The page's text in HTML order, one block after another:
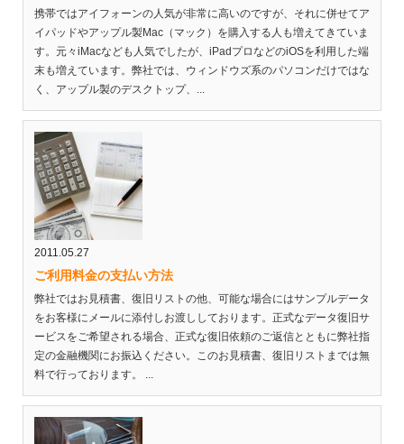
携帯ではアイフォーンの人気が非常に高いのですが、それに併せてア
イパッドやアップル製Mac（マック）を購入する人も増えてきていま
す。元々iMacなども人気でしたが、iPadプロなどのiOSを利用した端
末も増えています。弊社では、ウィンドウズ系のパソコンだけではな
く、アップル製のデスクトップ、...
2011.05.27
ご利用料金の支払い方法
弊社ではお見積書、復旧リストの他、可能な場合にはサンプルデータ
をお客様にメールに添付しお渡ししております。正式なデータ復旧サ
ービスをご希望される場合、正式な復旧依頼のご返信とともに弊社指
定の金融機関にお振込ください。このお見積書、復旧リストまでは無
料で行っております。 ...